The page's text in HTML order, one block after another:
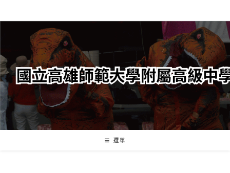
轉
要
內
容
選單